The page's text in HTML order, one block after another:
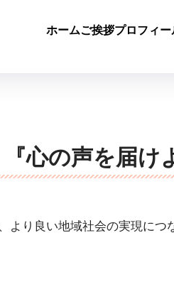
ホームご挨拶プロフィー
『心の声を届け
り良い地域社会の実現につ